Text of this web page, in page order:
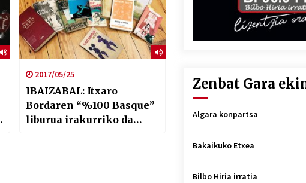
2017/05/25
IBAIZABAL: Itxaro
Bordaren “%100 Basque”
liburua irakurriko da
Zenbat Gara
Algara konpartsa
Bakaikuko Etxea
Bilbo Hiria irratia